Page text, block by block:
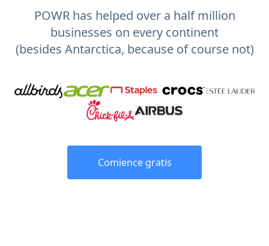
POWR has helped over a half million
businesses on every continent
(besides Antarctica, because of course not)
Comience gratis